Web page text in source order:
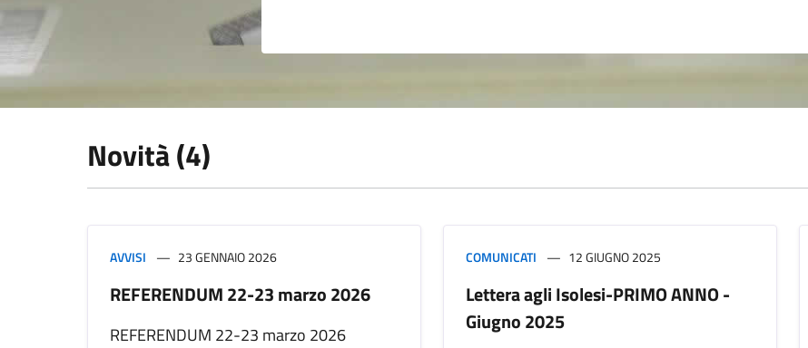
Novità (4)
AVVISI 23 GENNAIO 2026
REFERENDUM 22-23 marzo 2026
REFERENDUM 22-23 marzo 2026
COMUNICATI 12 GIUGNO 2025
Lettera agli Isolesi-PRIMO ANNO -
Giugno 2025